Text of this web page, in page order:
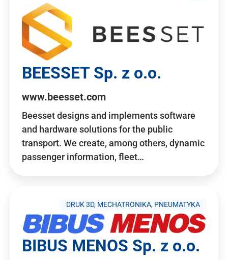
BEESSET Sp. z o.o.
www.beesset.com
Beesset designs and implements software
and hardware solutions for the public
transport. We create, among others, dynamic
passenger information, fleet…
DRUK 3D, MECHATRONIKA, PNEUMATYKA
BIBUS MENOS Sp. z o.o.